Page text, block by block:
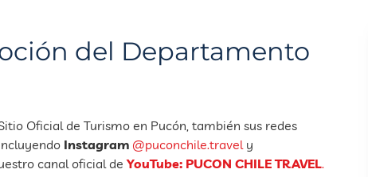
del Departamento
Oficial de Turismo en Pucón, también sus redes
Instagram @puconchile.travely
canal oficial deYouTube: PUCON CHILE TRAVEL.